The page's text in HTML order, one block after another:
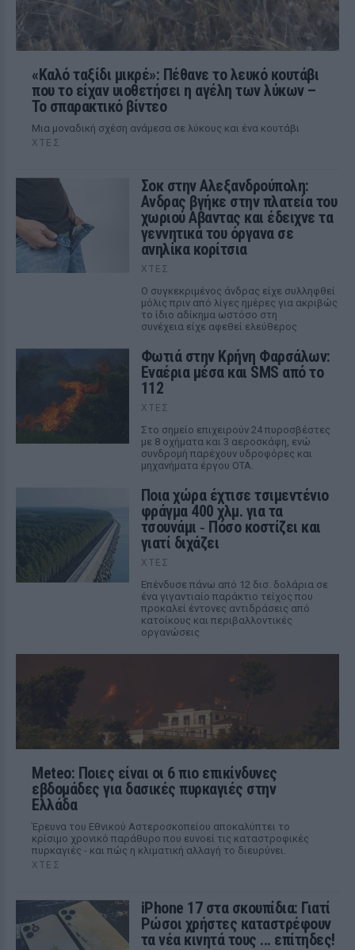
«Καλό ταξίδι μικρέ»: Πέθανε το λευκό κουτάβι
που το είχαν υιοθετήσει η αγέλη των λύκων –
Το σπαρακτικό βίντεο
Μια μοναδική σχέση ανάμεσα σε λύκους και ένα κουτάβι
ΧΤΕΣ
Σοκ στην Αλεξανδρούπολη:
Ανδρας βγήκε στην πλατεία του
χωριού Αβαντας και έδειχνε τα
γεννητικά του όργανα σε
ανηλίκα κορίτσια
ΧΤΕΣ
Ο συγκεκριμένος άνδρας είχε συλληφθεί
μόλις πριν από λίγες ημέρες για ακριβώς
το ίδιο αδίκημα ωστόσο στη
συνέχεια είχε αφεθεί ελεύθερος
Φωτιά στην Κρήνη Φαρσάλων:
Εναέρια μέσα και SMS από το
112
ΧΤΕΣ
Στο σημείο επιχειρούν 24 πυροσβέστες
με 8 οχήματα και 3 αεροσκάφη, ενώ
συνδρομή παρέχουν υδροφόρες και
μηχανήματα έργου ΟΤΑ.
Ποια χώρα έχτισε τσιμεντένιο
φράγμα 400 χλμ. για τα
τσουνάμι ‑ Πόσο κοστίζει και
γιατί διχάζει
ΧΤΕΣ
Επένδυσε πάνω από 12 δισ. δολάρια σε
ένα γιγαντιαίο παράκτιο τείχος που
προκαλεί έντονες αντιδράσεις από
κατοίκους και περιβαλλοντικές
οργανώσεις
Meteo: Ποιες είναι οι 6 πιο επικίνδυνες
εβδομάδες για δασικές πυρκαγιές στην
Ελλάδα
Έρευνα του Εθνικού Αστεροσκοπείου αποκαλύπτει το
κρίσιμο χρονικό παράθυρο που ευνοεί τις καταστροφικές
πυρκαγιές - και πώς η κλιματική αλλαγή το διευρύνει.
ΧΤΕΣ
iPhone 17 στα σκουπίδια: Γιατί
Ρώσοι χρήστες καταστρέφουν
τα νέα κινητά τους ... επίτηδες!